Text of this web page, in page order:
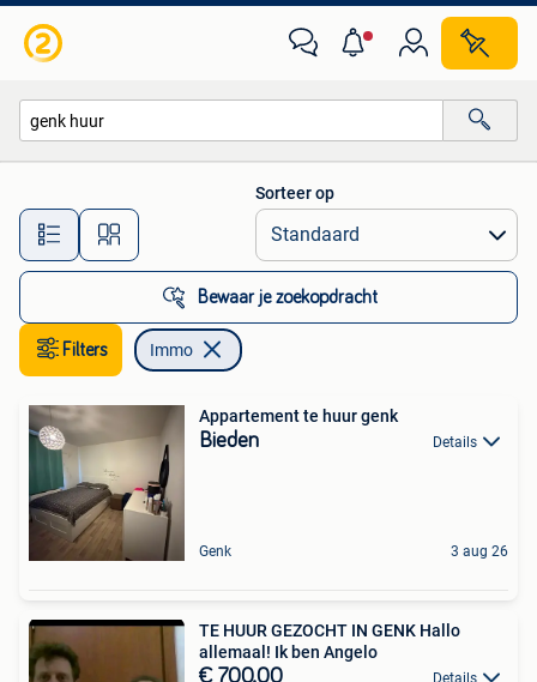
Alle afstanden…
Sorteer op
Bewaar je zoekopdracht
Filters Immo
Appartement te huur genk
Bieden Details
Genk 3 aug 26
TE HUUR GEZOCHT IN GENK Hallo
allemaal! Ik ben Angelo
€ 700,00 Details